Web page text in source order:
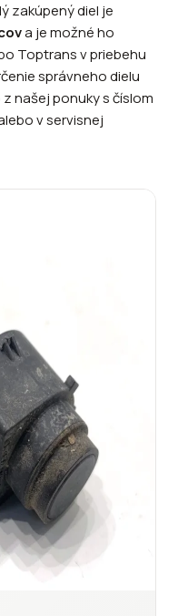
zakúpený diel je
a je možné ho
Toptrans v priebehu
správneho dielu
našej ponuky s číslom
v servisnej